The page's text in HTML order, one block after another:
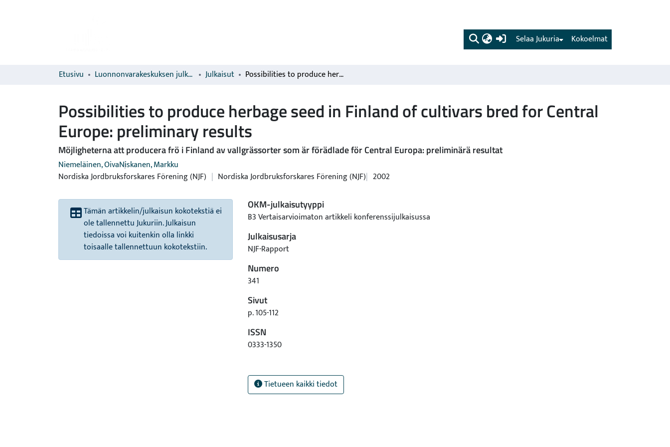
(current) Kokoelmat
Selaa Jukuria
Etusivu Luonnonvarakeskuksen julkaisut Julkaisut Possibilities to produce herbage seed in Finland of cultivars bred for Central Europe: preliminary results
Possibilities to produce herbage seed in Finland of cultivars bred for Central
Europe: preliminary results
Möjligheterna att producera frö i Finland av vallgrässorter som är förädlade för Central Europa: preliminärä resultat
Niemeläinen, OivaNiskanen, Markku
Nordiska Jordbruksforskares Förening (NJF) | Nordiska Jordbruksforskares Förening (NJF) 2002
Tämän artikkelin/julkaisun kokotekstiä ei
ole tallennettu Jukuriin. Julkaisun
tiedoissa voi kuitenkin olla linkki
toisaalle tallennettuun kokotekstiin.
OKM-julkaisutyyppi
B3 Vertaisarvioimaton artikkeli konferenssijulkaisussa
Julkaisusarja
NJF-Rapport
Numero
341
Sivut
p. 105-112
ISSN
0333-1350
Tietueen kaikki tiedot